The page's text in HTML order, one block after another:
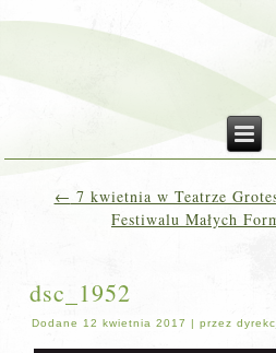
← 7 kwietnia w Teatrze
Festiwalu Małych
dsc_1952
Dodane 12 kwietnia 2017 |przez